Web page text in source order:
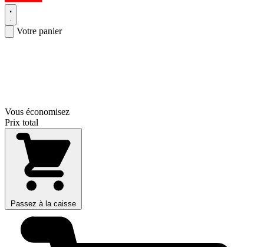
Votre panier
Vous économisez
Prix total
Passez à la caisse